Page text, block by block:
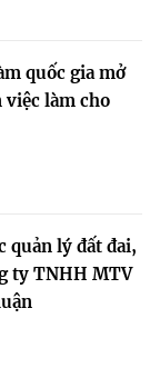
quốc gia mở
việc làm cho
quản lý đất đai,
ty TNHH MTV